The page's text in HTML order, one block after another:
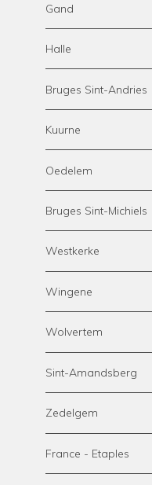
Gand
Halle
Bruges Sint-Andries
Kuurne
Oedelem
Bruges Sint-Michiels
Westkerke
Wingene
Wolvertem
Sint-Amandsberg
Zedelgem
France - Etaples